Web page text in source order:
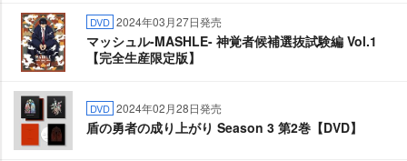
DVD 2024年03月27日発売
マッシュル-MASHLE- 神覚者候補選抜試験編 Vol.1
【完全生産限定版】
DVD 2024年02月28日発売
盾の勇者の成り上がり Season 3 第2巻【DVD】